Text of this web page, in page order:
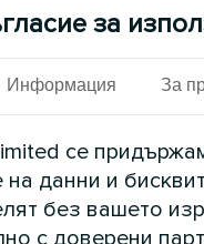
номер
за
Информация За
се
на данни и
без вашето
с доверени